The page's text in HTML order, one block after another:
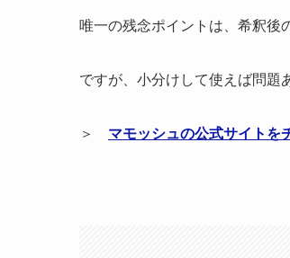
唯一の残念ポイントは、希釈後
ですが、小分けして使えば問題
＞ マモッシュの公式サイトを